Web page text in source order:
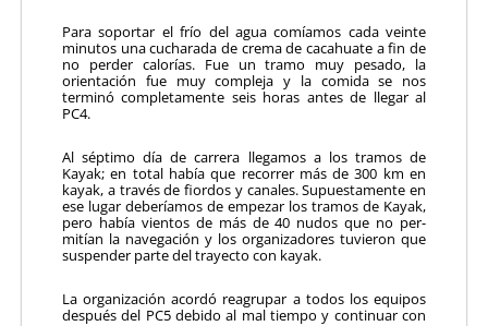
Para soportar el frío del agua comíamos cada veinte
minutos una cucharada de crema de cacahuate a fin de
no perder calorías. Fue un tramo muy pesado, la
orientación fue muy compleja y la comida se nos
terminó completamente seis horas antes de llegar al
PC4.
Al séptimo día de carrera llegamos a los tramos de
Kayak; en total había que recorrer más de 300 km en
kayak, a través de fiordos y canales. Supuestamente en
ese lugar deberíamos de em­pezar los tramos de Kayak,
pero había vientos de más de 40 nudos que no per­
mitían la navegación y los organizadores tuvieron que
suspender parte del trayecto con kayak.
La organización acordó reagrupar a todos los equipos
después del PC5 debido al mal tiempo y continuar con